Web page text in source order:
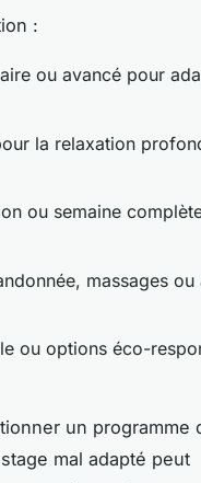
:
ou avancé pour
la relaxation
ou semaine
massages ou
ou options éco-
un programme
mal adapté peut